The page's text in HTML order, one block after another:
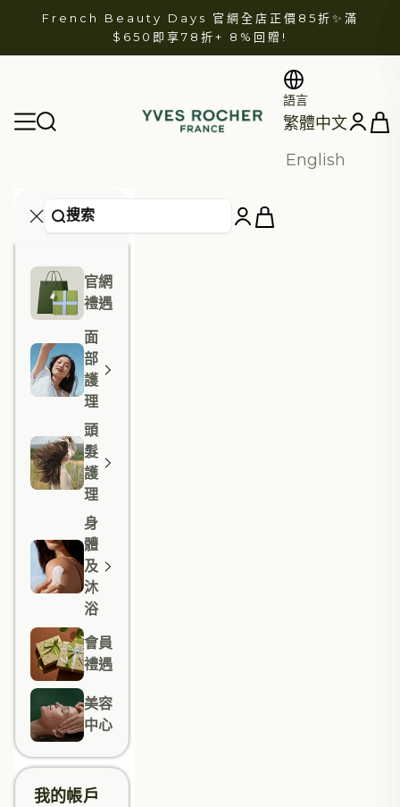
French Beauty Days 官網全店正價85折✨滿
$650即享78折+ 8%回贈 !
YVES ROCHER
開啟導航選單
語言
繁體中文
English
開啟帳戶
開啟
官網
禮遇
面
部
護
理
頭
髮
護
理
身
體
及
沐
浴
會員
禮遇
美容
中心
我的帳戶